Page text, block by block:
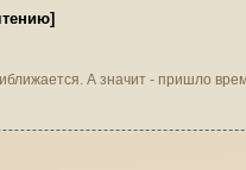
А значит - пришло